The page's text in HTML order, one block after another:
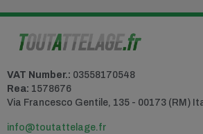
VAT Number.: 03558170548
Rea: 1578676
Via Francesco Gentile, 135 - 00173 (RM)
info@toutattelage.fr